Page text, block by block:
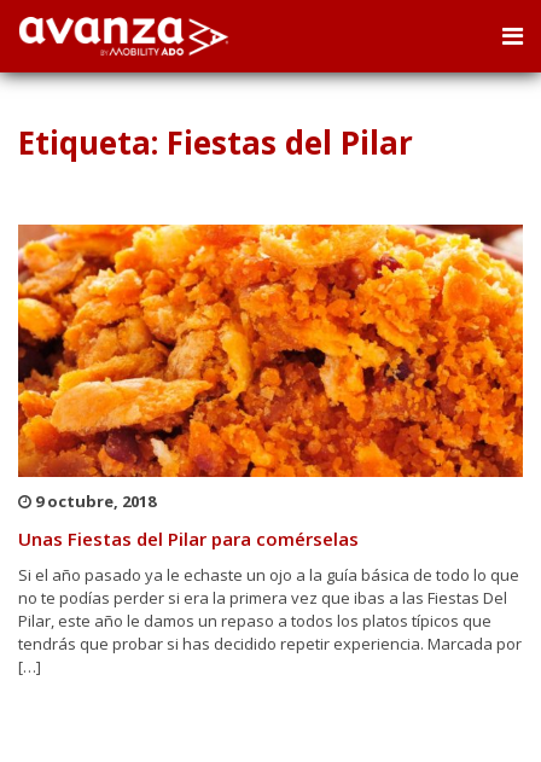
Etiqueta: Fiestas del Pilar
9 octubre, 2018
Unas Fiestas del Pilar para comérselas
Si el año pasado ya le echaste un ojo a la guía básica de todo lo que
no te podías perder si era la primera vez que ibas a las Fiestas Del
Pilar, este año le damos un repaso a todos los platos típicos que
tendrás que probar si has decidido repetir experiencia. Marcada por
[…]